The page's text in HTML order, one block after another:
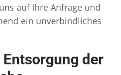
auf Ihre Anfrage und
ein unverbindliches
der